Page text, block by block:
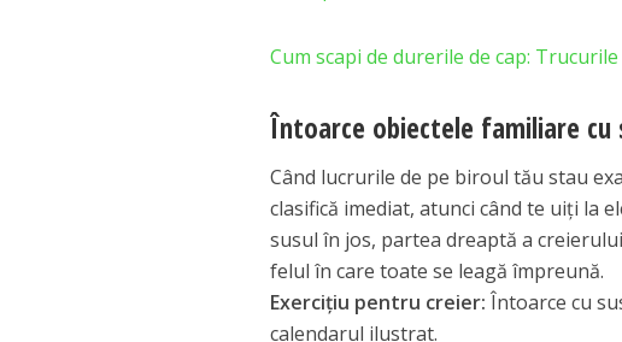
Cum scapi de durerile de cap:
Întoarce obiectele familiare cu
Când lucrurile de pe biroul tău stau
clasifică imediat, atunci când te uiți la
susul în jos, partea dreaptă a
felul în care toate se leagă împreună.
Exercițiu pentru creier: Întoarce cu
calendarul ilustrat.